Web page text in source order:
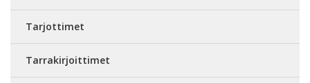
Tarjottimet
Tarrakirjoittimet